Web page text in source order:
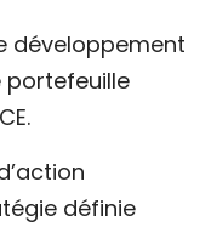
développement
portefeuille
définie